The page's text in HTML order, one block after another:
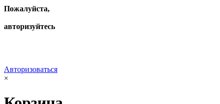
Пожалуйста,
авторизуйтесь
Авторизоваться
×